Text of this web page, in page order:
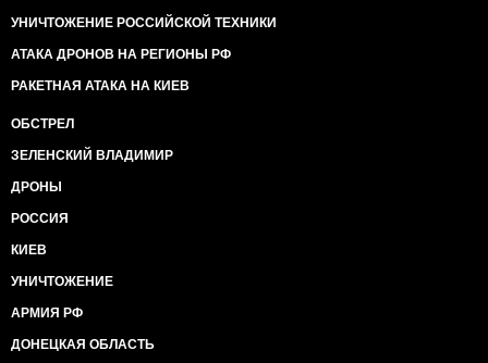
УНИЧТОЖЕНИЕ РОССИЙСКОЙ ТЕХНИКИ
АТАКА ДРОНОВ НА РЕГИОНЫ РФ
РАКЕТНАЯ АТАКА НА КИЕВ
ОБСТРЕЛ
ЗЕЛЕНСКИЙ ВЛАДИМИР
ДРОНЫ
РОССИЯ
КИЕВ
УНИЧТОЖЕНИЕ
АРМИЯ РФ
ДОНЕЦКАЯ ОБЛАСТЬ